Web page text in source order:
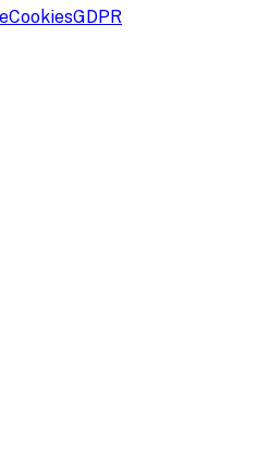
CookiesGDPR